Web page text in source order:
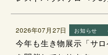
2026年07月27日 お知らせ
今年も生き物展示「サ